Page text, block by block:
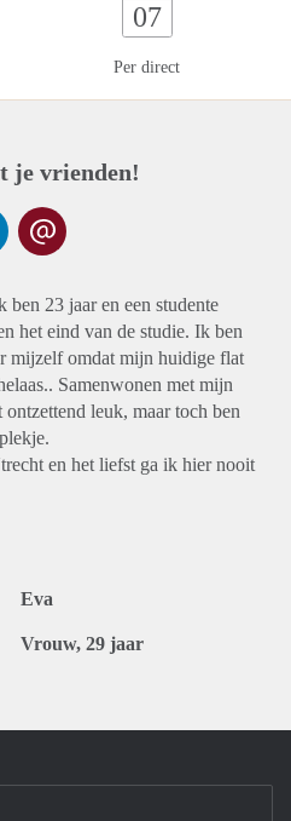
07
Per direct
je vrienden!
23 jaar en een studente
het eind van de studie. Ik ben
mijzelf omdat mijn huidige flat
Samenwonen met mijn
leuk, maar toch ben
en het liefst ga ik hier nooit
Eva
Vrouw, 29 jaar